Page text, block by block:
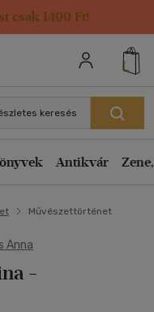
csak 1499 Ft!
keresés
Antikvár
Művészettörténet
Anna
-